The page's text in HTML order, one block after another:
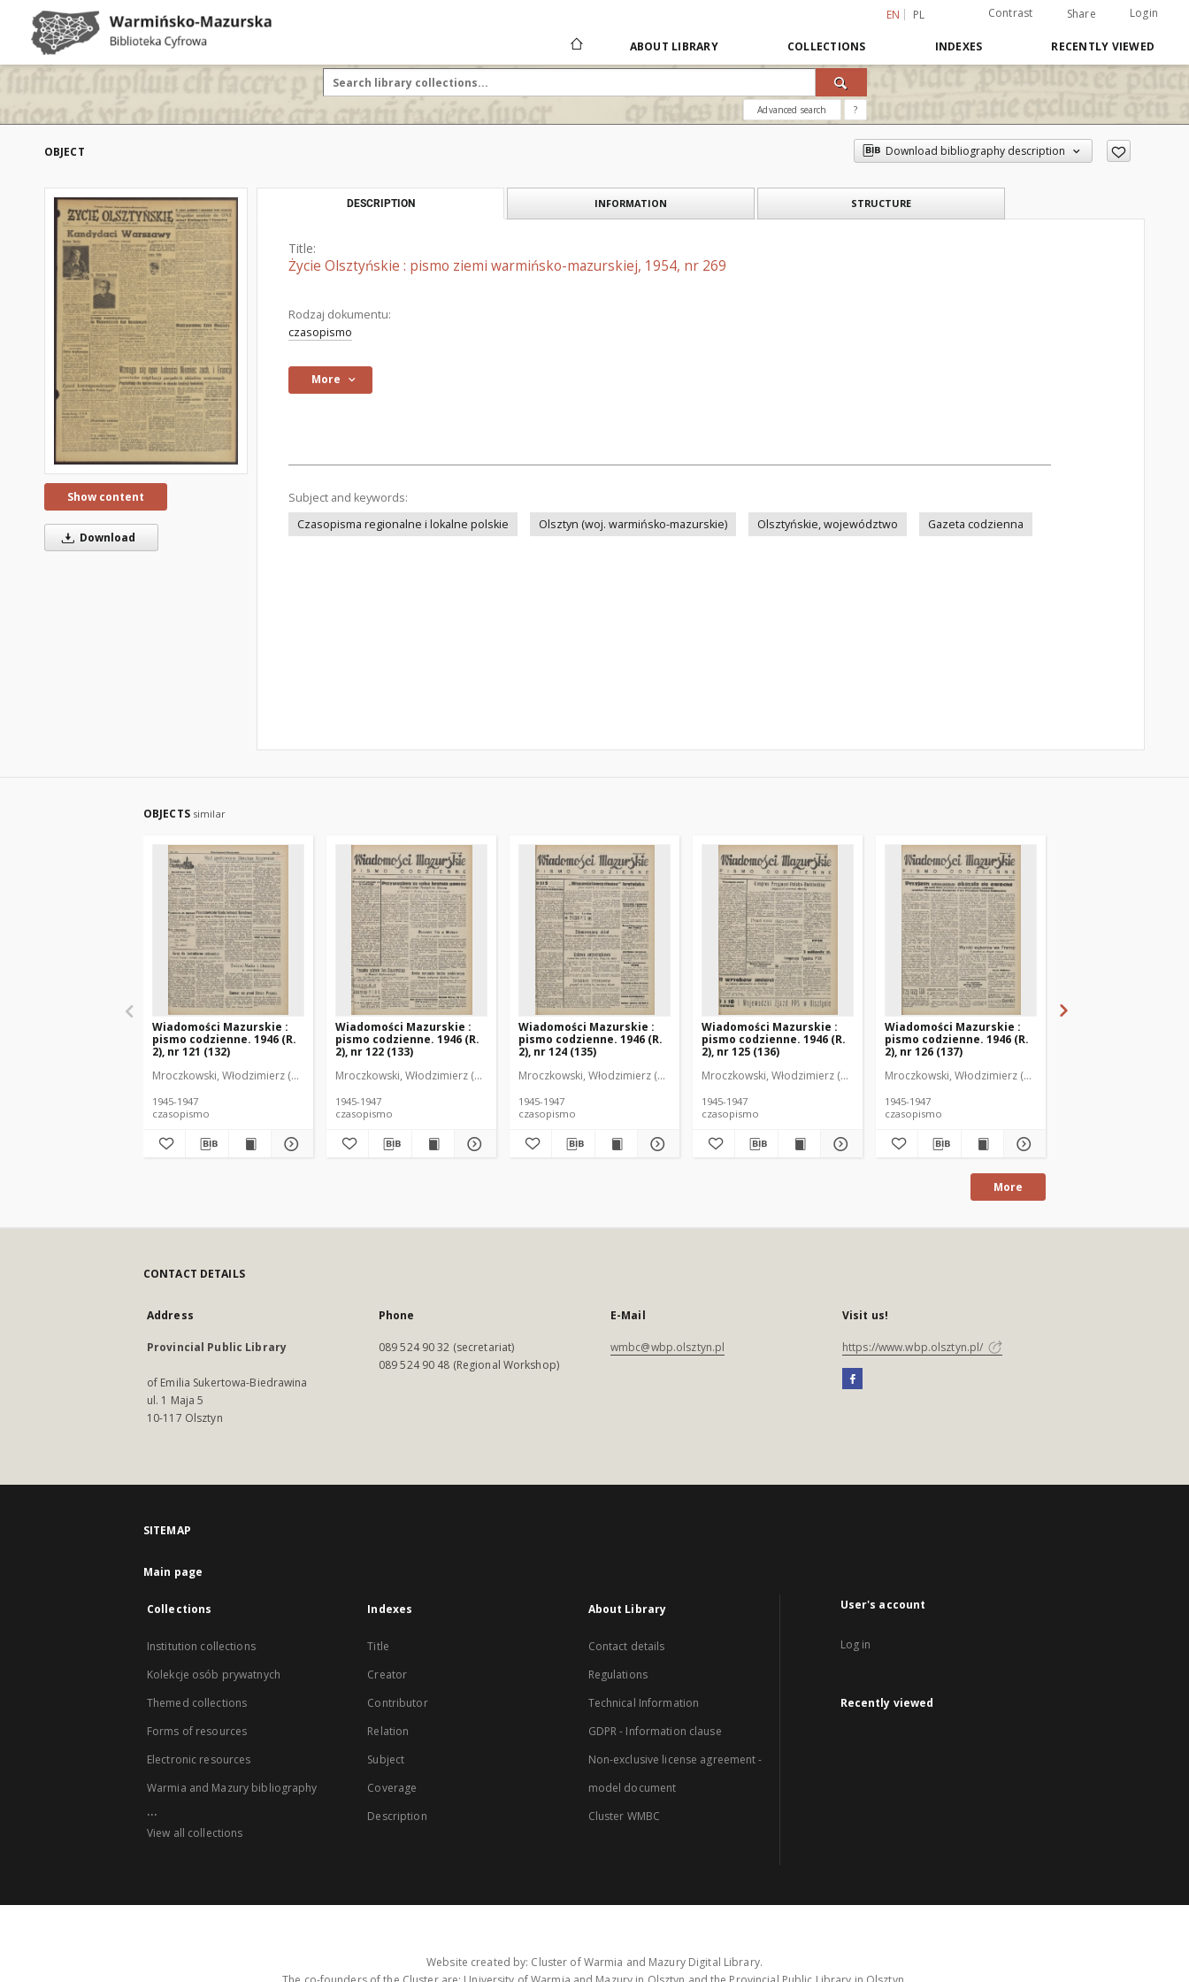
EN PL Contrast Share Login
ABOUT LIBRARY COLLECTIONS INDEXES RECENTLY VIEWED
Advanced search ?
OBJECT Download bibliography description
Show content
Download
DESCRIPTION INFORMATION STRUCTURE
Title:
Życie Olsztyńskie : pismo ziemi warmińsko-mazurskiej, 1954, nr 269
Rodzaj dokumentu:
czasopismo
More
Subject and keywords:
Czasopisma regionalne i lokalne polskie
Olsztyn (woj. warmińsko-mazurskie) Olsztyńskie, województwo Gazeta codzienna
OBJECTS similar
Wiadomości Mazurskie :
pismo codzienne. 1946 (R.
2), nr 121 (132)
Mroczkowski, Włodzimierz (1902-1971). Redaktor
1945-1947
czasopismo
Wiadomości Mazurskie :
pismo codzienne. 1946 (R.
2), nr 122 (133)
Mroczkowski, Włodzimierz (1902-1971). Redaktor
1945-1947
czasopismo
Wiadomości Mazurskie :
pismo codzienne. 1946 (R.
2), nr 124 (135)
Mroczkowski, Włodzimierz (1902-1971). Redaktor
1945-1947
czasopismo
Wiadomości Mazurskie :
pismo codzienne. 1946 (R.
2), nr 125 (136)
Mroczkowski, Włodzimierz (1902-1971). Redaktor
1945-1947
czasopismo
Wiadomości Mazurskie :
pismo codzienne. 1946 (R.
2), nr 126 (137)
Mroczkowski, Włodzimierz (1902-1971). Redaktor
1945-1947
czasopismo
More
CONTACT DETAILS
Address
Provincial Public Library
of Emilia Sukertowa-Biedrawina
ul. 1 Maja 5
10-117 Olsztyn
Phone
089 524 90 32 (secretariat)
089 524 90 48 (Regional Workshop)
E-Mail
wmbc@wbp.olsztyn.pl
Visit us!
https://www.wbp.olsztyn.pl/
SITEMAP
Main page
Collections
Institution collections
Kolekcje osób prywatnych
Themed collections
Forms of resources
Electronic resources
Warmia and Mazury bibliography
...
View all collections
Indexes
Title
Creator
Contributor
Relation
Subject
Coverage
Description
About Library
Contact details
Regulations
Technical Information
GDPR - Information clause
Non-exclusive license agreement -
model document
Cluster WMBC
User's account
Log in
Recently viewed
Website created by: Cluster of Warmia and Mazury Digital Library.